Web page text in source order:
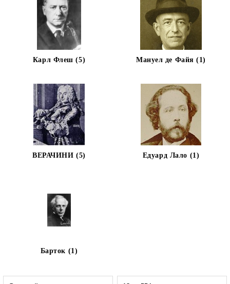
Карл Флеш (5) Мануел де Файя (1)
ВЕРАЧИНИ (5) Едуард Лало (1)
Барток (1)